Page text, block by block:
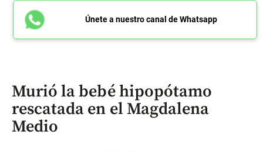
Únete a nuestro canal de Whatsapp
Murió la bebé hipopótamo
rescatada en el Magdalena
Medio